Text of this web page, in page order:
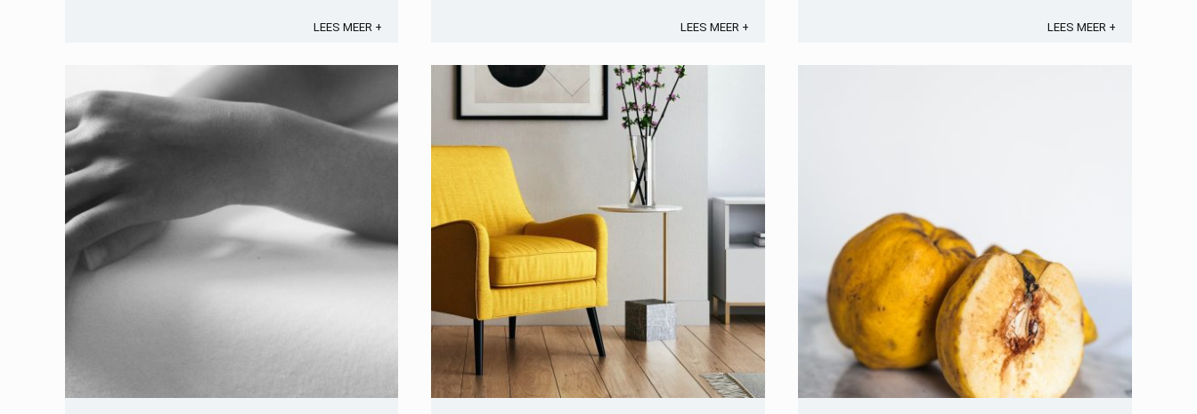
LEES MEER + LEES MEER + LEES MEER +
Opslaan Opslaan Opslaan